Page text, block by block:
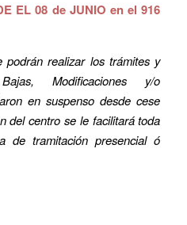
EL 08 de JUNIO en el 916
realizar los trámites y
Modificaciones y/o
en suspenso desde cese
del centro se le facilitará toda
de tramitación presencial ó